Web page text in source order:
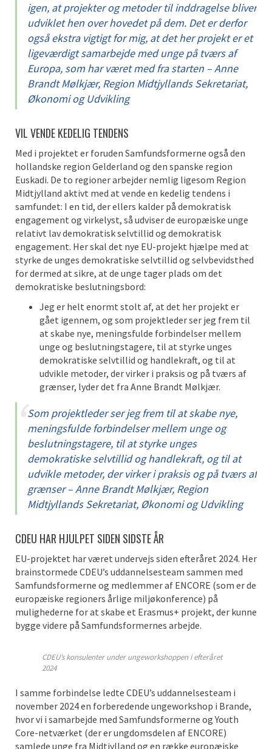
igen, at projekter og metoder til inddragelse bliver
udviklet hen over hovedet på dem. Det er derfor
også ekstra vigtigt for mig, at det her projekt er et
ligeværdigt samarbejde med unge på tværs af
Europa, som har været med fra starten – Anne
Brandt Mølkjær, Region Midtjyllands Sekretariat,
Økonomi og Udvikling
VIL VENDE KEDELIG TENDENS
Med i projektet er foruden Samfundsformerne også den
hollandske region Gelderland og den spanske region
Euskadi. De to regioner arbejder nemlig ligesom Region
Midtjylland aktivt med at vende en kedelig tendens i
samfundet: I en tid, der ellers kalder på demokratisk
engagement og virkelyst, så udviser de europæiske unge
relativt lav demokratisk selvtillid og demokratisk
engagement. Her skal det nye EU-projekt hjælpe med at
styrke de unges demokratiske selvtillid og selvbevidsthed
for dermed at sikre, at de unge tager plads om det
demokratiske beslutningsbord:
Jeg er helt enormt stolt af, at det her projekt er
gået igennem, og som projektleder ser jeg frem til
at skabe nye, meningsfulde forbindelser mellem
unge og beslutningstagere, til at styrke unges
demokratiske selvtillid og handlekraft, og til at
udvikle metoder, der virker i praksis og på tværs af
grænser, lyder det fra Anne Brandt Mølkjær.
Som projektleder ser jeg frem til at skabe nye,
meningsfulde forbindelser mellem unge og
beslutningstagere, til at styrke unges
demokratiske selvtillid og handlekraft, og til at
udvikle metoder, der virker i praksis og på tværs af
grænser – Anne Brandt Mølkjær, Region
Midtjyllands Sekretariat, Økonomi og Udvikling
CDEU HAR HJULPET SIDEN SIDSTE ÅR
EU-projektet har været undervejs siden efteråret 2024. Her
brainstormede CDEU’s uddannelsesteam sammen med
Samfundsformerne og medlemmer af ENCORE (som er de
europæiske regioners årlige miljøkonference) på
mulighederne for at skabe et Erasmus+ projekt, der kunne
bygge videre på Samfundsformernes arbejde.
CDEU’s konsulenter under ungeworkshoppen i efteråret
2024
I samme forbindelse ledte CDEU’s uddannelsesteam i
november 2024 en forberedende ungeworkshop i Brande,
hvor vi i samarbejde med Samfundsformerne og Youth
Core-netværket (der er ungdomsdelen af ENCORE)
samlede unge fra Midtjylland og en række europæiske